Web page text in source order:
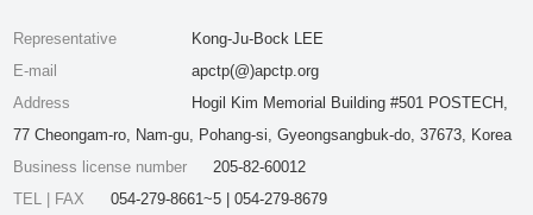
Representative
Kong-Ju-Bock LEE
E-mail
apctp(@)apctp.org
Address
Hogil Kim Memorial Building #501 POSTECH,
77 Cheongam-ro, Nam-gu, Pohang-si, Gyeongsangbuk-do, 37673, Korea
Business license number
205-82-60012
TEL | FAX
054-279-8661~5 | 054-279-8679